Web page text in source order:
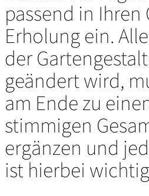
passend in Ihren
Erholung ein.
der
geändert wird,
am Ende zu
stimmigen
ergänzen und
ist hierbei